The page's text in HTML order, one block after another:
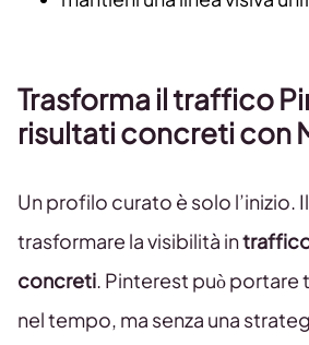
Trasforma il traffico
risultati concreti con
Un profilo curato è solo l’inizio.
trasformare la visibilità in
concreti. Pinterest può
nel tempo, ma senza una